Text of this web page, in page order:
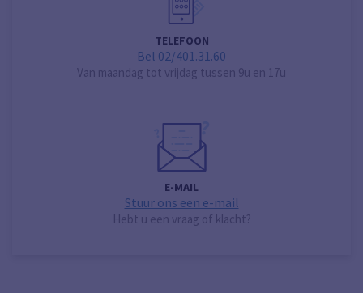
TELEFOON
Bel 02/401.31.60
Van maandag tot vrijdag tussen 9u en 17u
E-MAIL
Stuur ons een e-mail
Hebt u een vraag of klacht?